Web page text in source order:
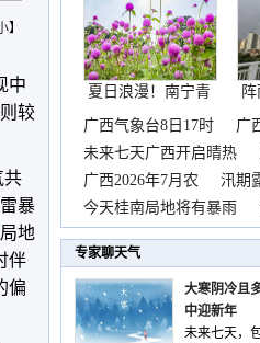
】
中
较
共
暴
地
伴
偏
夏日浪漫！南宁青
秀山
广西气象台8日17时
广
布
未来七天广西开启晴热
时
广西2026年7月农
汛期
份
今天桂南局地将有暴雨
现暴
专家聊天气
大寒阴冷且
中迎新年
未来七天，